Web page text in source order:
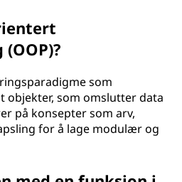
som
objekter, som omslutter data
på konsepter som arv,
for å lage modulær og